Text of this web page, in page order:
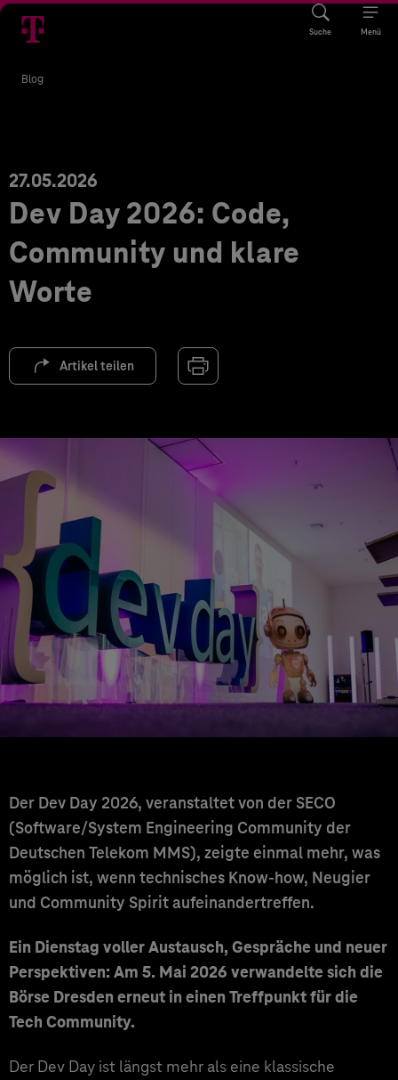
Suche Menü
Blog
27.05.2026
Dev Day 2026: Code,
Community und klare
Worte
Artikel teilen
Der Dev Day 2026, veranstaltet von der SECO
(Software/System Engineering Community der
Deutschen Telekom MMS), zeigte einmal mehr, was
möglich ist, wenn technisches Know-how, Neugier
und Community Spirit aufeinandertreffen.
Ein Dienstag voller Austausch, Gespräche und neuer
Perspektiven: Am 5. Mai 2026 verwandelte sich die
Börse Dresden erneut in einen Treffpunkt für die
Tech Community.
Der Dev Day ist längst mehr als eine klassische